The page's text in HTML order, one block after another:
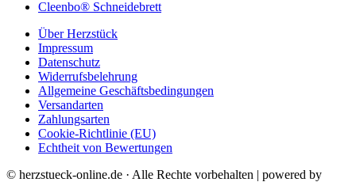
Cleenbo® Schneidebrett
Über Herzstück
Impressum
Datenschutz
Widerrufsbelehrung
Allgemeine Geschäftsbedingungen
Versandarten
Zahlungsarten
Cookie-Richtlinie (EU)
Echtheit von Bewertungen
© herzstueck-online.de · Alle Rechte vorbehalten | powered by